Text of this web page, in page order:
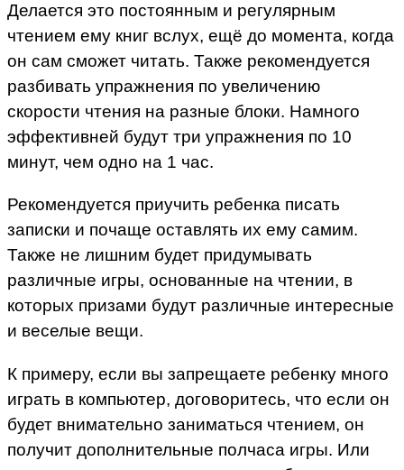
Делается это постоянным и регулярным
чтением ему книг вслух, ещё до момента, когда
он сам сможет читать. Также рекомендуется
разбивать упражнения по увеличению
скорости чтения на разные блоки. Намного
эффективней будут три упражнения по 10
минут, чем одно на 1 час.
Рекомендуется приучить ребенка писать
записки и почаще оставлять их ему самим.
Также не лишним будет придумывать
различные игры, основанные на чтении, в
которых призами будут различные интересные
и веселые вещи.
К примеру, если вы запрещаете ребенку много
играть в компьютер, договоритесь, что если он
будет внимательно заниматься чтением, он
получит дополнительные полчаса игры. Или